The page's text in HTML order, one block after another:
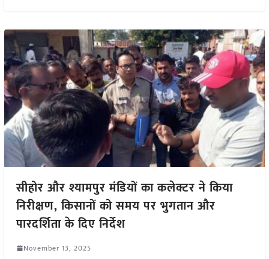
सीहोर और श्यामपुर मंडियों का कलेक्टर ने किया
निरीक्षण, किसानों को समय पर भुगतान और
पारदर्शिता के दिए निर्देश
November 13, 2025